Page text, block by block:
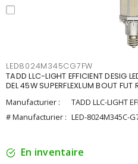
LED8024M345CG7FW
TADD LLC-LIGHT EFFICIENT
DEL 45W SUPERFLEXLUM BOUT FUT
Manufacturier :
TADD LLC-LIGHT
# Manufacturier : LED-8024M345C-
En inventaire